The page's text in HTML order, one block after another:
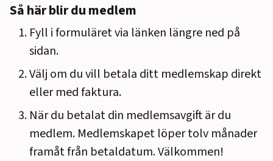
Så här blir du medlem
Fyll i formuläret via länken längre ned på
sidan.
Välj om du vill betala ditt medlemskap direkt
eller med faktura.
När du betalat din medlemsavgift är du
medlem. Medlemskapet löper tolv månader
framåt från betaldatum. Välkommen!